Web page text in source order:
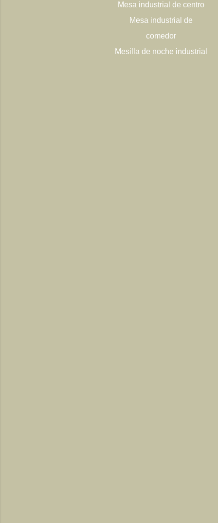
Mesa industrial de centro
Mesa industrial de
comedor
Mesilla de noche industrial